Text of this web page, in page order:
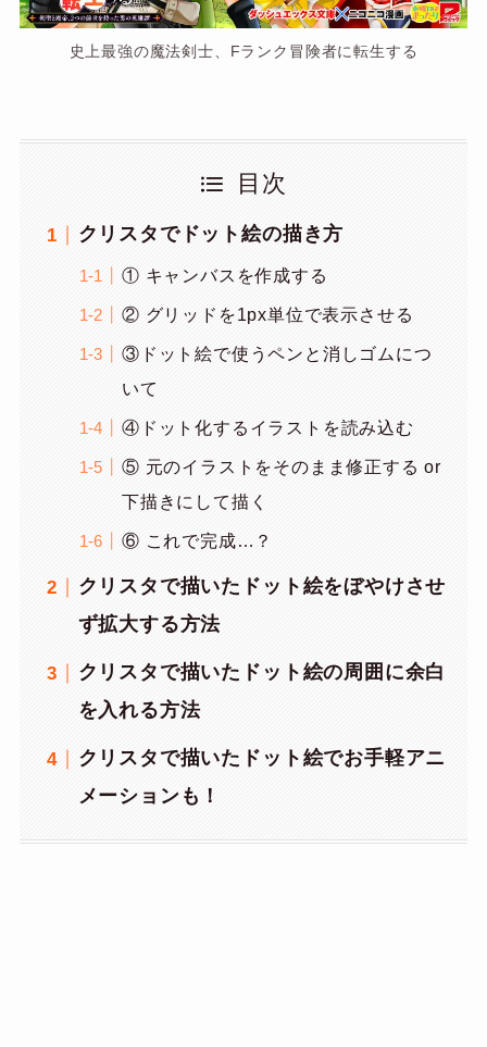
史上最強の魔法剣士、Fランク冒険者に転生する
目次
クリスタでドット絵の描き方
① キャンバスを作成する
② グリッドを1px単位で表示させる
③ドット絵で使うペンと消しゴムにつ
いて
④ドット化するイラストを読み込む
⑤ 元のイラストをそのまま修正する or
下描きにして描く
⑥ これで完成…？
クリスタで描いたドット絵をぼやけさせ
ず拡大する方法
クリスタで描いたドット絵の周囲に余白
を入れる方法
クリスタで描いたドット絵でお手軽アニ
メーションも！